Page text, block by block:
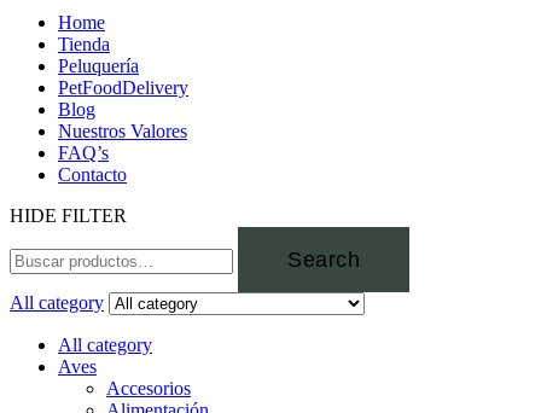
Home
Tienda
Peluquería
PetFoodDelivery
Blog
Nuestros Valores
FAQ’s
Contacto
HIDE FILTER
Search
All category
All category
Aves
Accesorios